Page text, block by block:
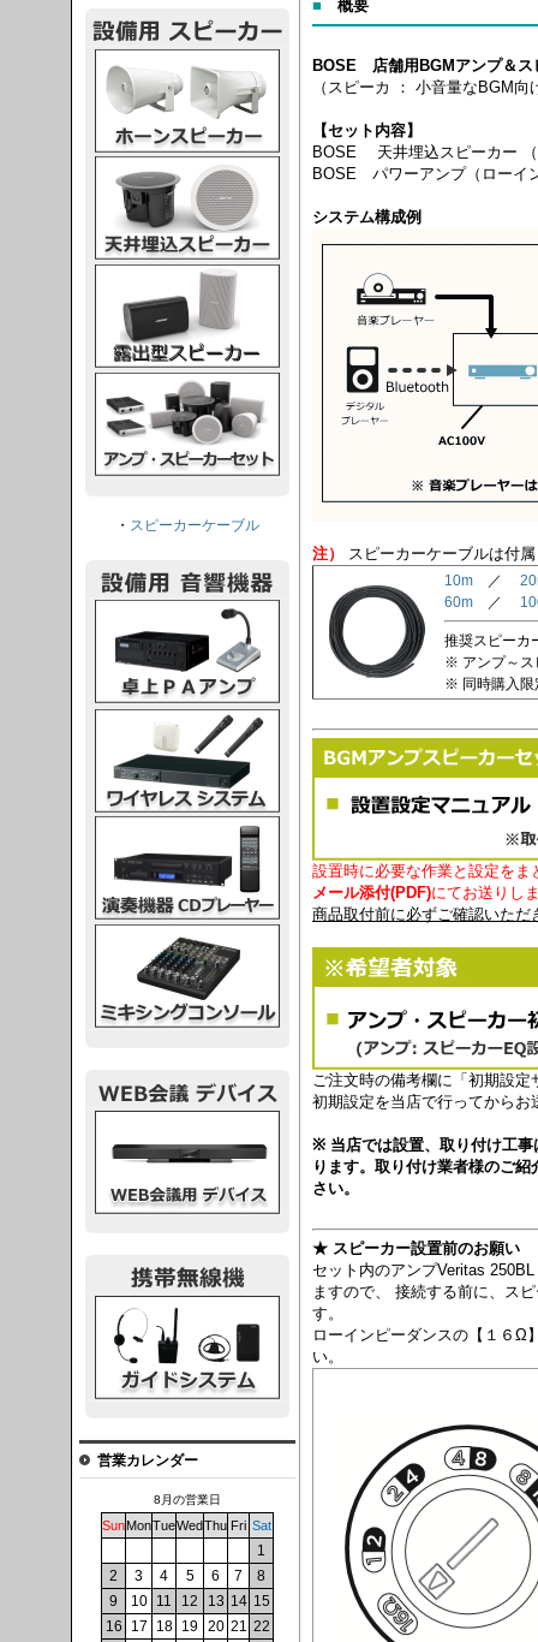
■ 概要
BOSE 店舗用BGMアンプ＆ス
（スピーカ ： 小音量な
【セット内容】
BOSE 天井埋込スピーカー
BOSE パワーアンプ（ローイ
システム構成例
注） スピーカーケーブルは付
10m ／
60m ／
推奨スピーカ
※ アンプ～ス
※ 同時購入限
設置時に必要な作業と設定をま
メール添付(PDF)にてお送りし
商品取付前に必ずご確認いた
ご注文時の備考欄に「初期設
初期設定を当店で行ってからお
※ 当店では設置、取り付け工
ります。取り付け業者様のご
さい。
★ スピーカー設置前のお願い
セット内のアンプVeritas
ますので、 接続する前に、ス
す。
ローインピーダンスの【１６Ω
い。
・ スピーカーケーブル
営業カレンダー
8月の営業日
SunMonTueWedThu Fri Sat
1
2
3 4 5 6 7
8
9
10 11 12 13 14 15
16
17 18 19 20 21 22